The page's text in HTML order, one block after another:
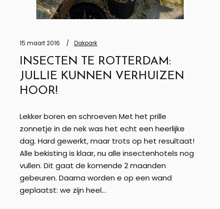
15 maart 2016 Dakpark
INSECTEN TE ROTTERDAM:
JULLIE KUNNEN VERHUIZEN
HOOR!
Lekker boren en schroeven Met het prille
zonnetje in de nek was het echt een heerlijke
dag. Hard gewerkt, maar trots op het resultaat!
Alle bekisting is klaar, nu alle insectenhotels nog
vullen. Dit gaat de komende 2 maanden
gebeuren. Daarna worden e op een wand
geplaatst: we zijn heel…